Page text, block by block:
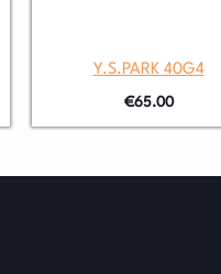
Y.S.PARK 40G4
€65.00